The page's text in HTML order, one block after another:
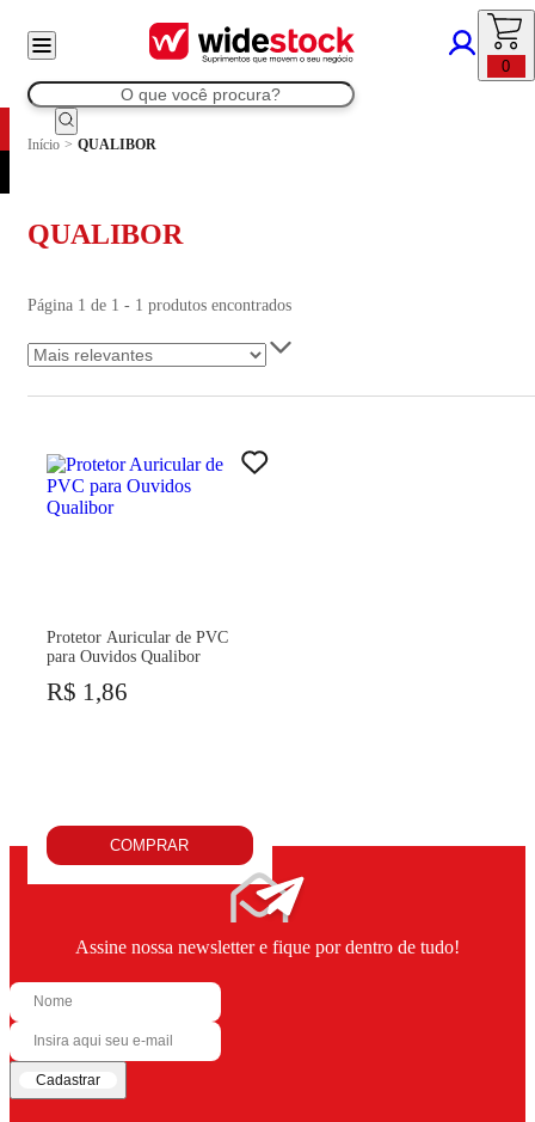
0
Início > QUALIBOR
QUALIBOR
Página 1 de 1 - 1 produtos encontrados
Protetor Auricular de PVC
para Ouvidos Qualibor
R$ 1,86
COMPRAR
Assine nossa newsletter e fique por dentro de tudo!
Cadastrar